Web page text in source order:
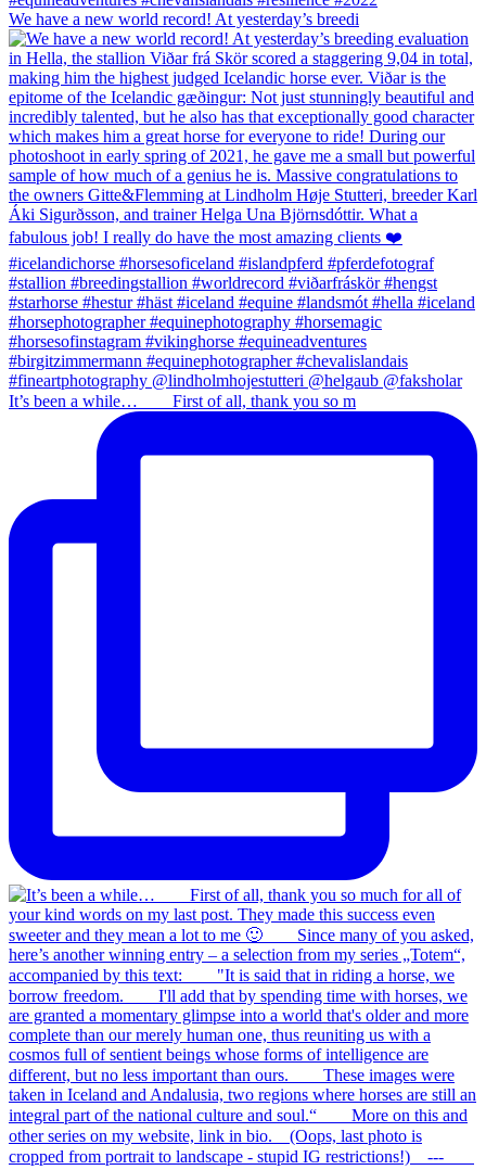
We have a new world record! At yesterday’s breedi
It’s been a while…⠀ ⠀ First of all, thank you so m